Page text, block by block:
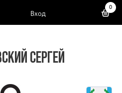
Вход
0
СЕРГЕЙ